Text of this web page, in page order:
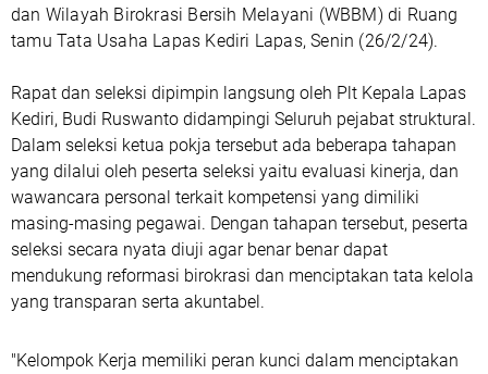
dan Wilayah Birokrasi Bersih Melayani (WBBM) di Ruang
tamu Tata Usaha Lapas Kediri Lapas, Senin (26/2/24).
Rapat dan seleksi dipimpin langsung oleh Plt Kepala Lapas
Kediri, Budi Ruswanto didampingi Seluruh pejabat struktural.
Dalam seleksi ketua pokja tersebut ada beberapa tahapan
yang dilalui oleh peserta seleksi yaitu evaluasi kinerja, dan
wawancara personal terkait kompetensi yang dimiliki
masing-masing pegawai. Dengan tahapan tersebut, peserta
seleksi secara nyata diuji agar benar benar dapat
mendukung reformasi birokrasi dan menciptakan tata kelola
yang transparan serta akuntabel.
"Kelompok Kerja memiliki peran kunci dalam menciptakan